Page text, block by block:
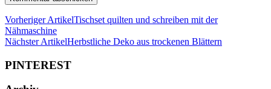
Vorheriger ArtikelTischset quilten und schreiben mit der
Nähmaschine
Nächster ArtikelHerbstliche Deko aus trockenen Blättern
PINTEREST